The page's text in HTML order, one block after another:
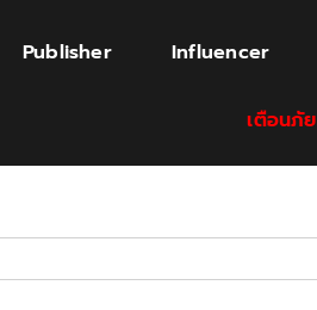
Publisher Influencer
เตือนภัย